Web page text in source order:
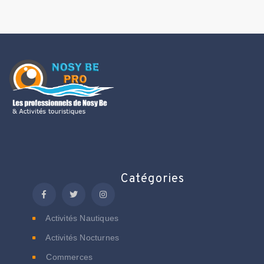
Catégories
Activités Nautiques
Activités Nocturnes
Commerces